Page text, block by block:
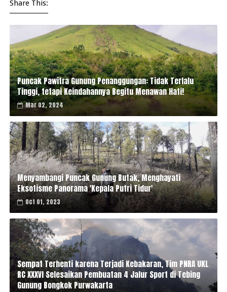
Share This:
Puncak Pawitra Gunung Penanggungan: Tidak Terlalu
Tinggi, tetapi Keindahannya Begitu Menawan Hati!
Mar 02, 2024
Menyambangi Puncak Gunung Butak, Menghayati
Eksotisme Panorama 'Kepala Putri Tidur'
Oct 01, 2023
Sempat Terhenti karena Terjadi Kebakaran, Tim PNRA UKL
RC XXXVI Selesaikan Pembuatan 4 Jalur Sport di Tebing
Gunung Bongkok Purwakarta